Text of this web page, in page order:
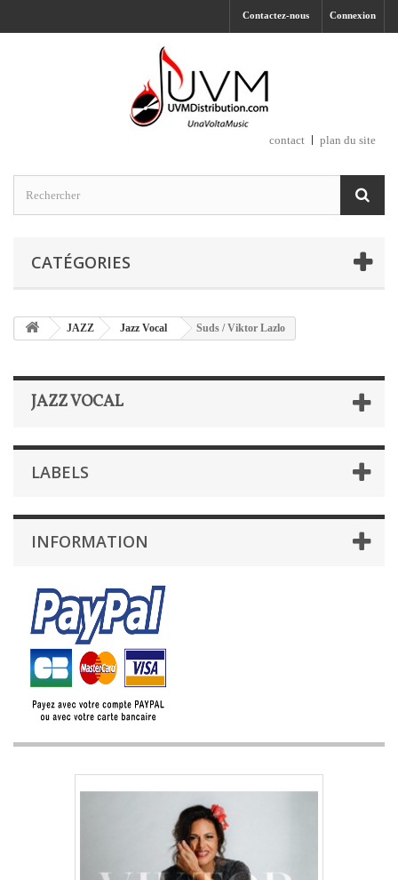
Connexion
Contactez-nous
contact plan du site
CATÉGORIES
JAZZ Jazz Vocal Suds / Viktor Lazlo
JAZZ VOCAL
LABELS
INFORMATION